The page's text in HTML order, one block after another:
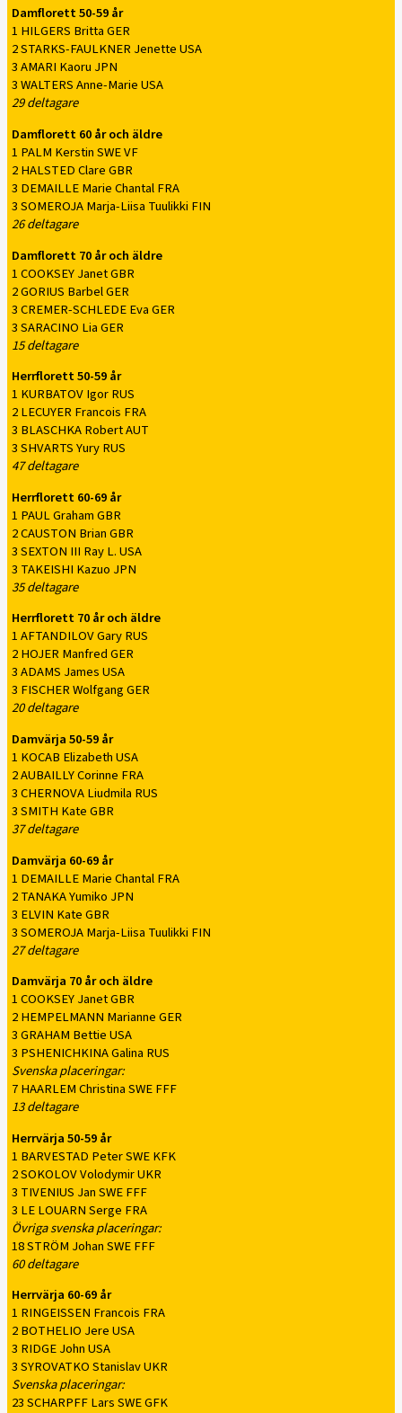
Damflorett 50-59 år
1 HILGERS Britta GER
2 STARKS-FAULKNER Jenette USA
3 AMARI Kaoru JPN
3 WALTERS Anne-Marie USA
29 deltagare
Damflorett 60 år och äldre
1 PALM Kerstin SWE VF
2 HALSTED Clare GBR
3 DEMAILLE Marie Chantal FRA
3 SOMEROJA Marja-Liisa Tuulikki FIN
26 deltagare
Damflorett 70 år och äldre
1 COOKSEY Janet GBR
2 GORIUS Barbel GER
3 CREMER-SCHLEDE Eva GER
3 SARACINO Lia GER
15 deltagare
Herrflorett 50-59 år
1 KURBATOV Igor RUS
2 LECUYER Francois FRA
3 BLASCHKA Robert AUT
3 SHVARTS Yury RUS
47 deltagare
Herrflorett 60-69 år
1 PAUL Graham GBR
2 CAUSTON Brian GBR
3 SEXTON III Ray L. USA
3 TAKEISHI Kazuo JPN
35 deltagare
Herrflorett 70 år och äldre
1 AFTANDILOV Gary RUS
2 HOJER Manfred GER
3 ADAMS James USA
3 FISCHER Wolfgang GER
20 deltagare
Damvärja 50-59 år
1 KOCAB Elizabeth USA
2 AUBAILLY Corinne FRA
3 CHERNOVA Liudmila RUS
3 SMITH Kate GBR
37 deltagare
Damvärja 60-69 år
1 DEMAILLE Marie Chantal FRA
2 TANAKA Yumiko JPN
3 ELVIN Kate GBR
3 SOMEROJA Marja-Liisa Tuulikki FIN
27 deltagare
Damvärja 70 år och äldre
1 COOKSEY Janet GBR
2 HEMPELMANN Marianne GER
3 GRAHAM Bettie USA
3 PSHENICHKINA Galina RUS
Svenska placeringar:
7 HAARLEM Christina SWE FFF
13 deltagare
Herrvärja 50-59 år
1 BARVESTAD Peter SWE KFK
2 SOKOLOV Volodymir UKR
3 TIVENIUS Jan SWE FFF
3 LE LOUARN Serge FRA
Övriga svenska placeringar:
18 STRÖM Johan SWE FFF
60 deltagare
Herrvärja 60-69 år
1 RINGEISSEN Francois FRA
2 BOTHELIO Jere USA
3 RIDGE John USA
3 SYROVATKO Stanislav UKR
Svenska placeringar:
23 SCHARPFF Lars SWE GFK